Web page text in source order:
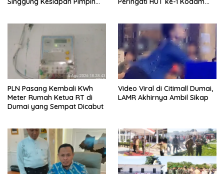
PLN Pasang Kembali KWh
Meter Rumah Ketua RT di
Dumai yang Sempat Dicabut
Video Viral di Citimall Dumai,
LAMR Akhirnya Ambil Sikap